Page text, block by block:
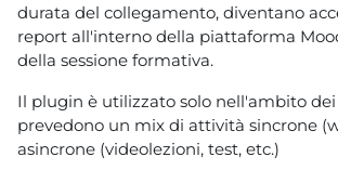
durata del collegamento, diventano
report all'interno della piattaforma
della sessione formativa.
Il plugin è utilizzato solo nell'ambito dei
prevedono un mix di attività sincrone
asincrone (videolezioni, test, etc.)